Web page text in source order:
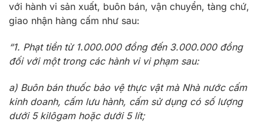
với hành vi sản xuất, buôn bán, vận chuyển, tàng chứ,
giao nhận hàng cấm như sau:
“1. Phạt tiền từ 1.000.000 đồng đến 3.000.000 đồng
đối với một trong các hành vi vi phạm sau:
a) Buôn bán thuốc bảo vệ thực vật mà Nhà nước cấm
kinh doanh, cấm lưu hành, cấm sử dụng có số lượng
dưới 5 kilôgam hoặc dưới 5 lít;